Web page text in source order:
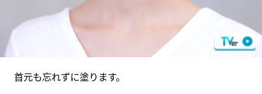
首元も忘れずに塗ります。